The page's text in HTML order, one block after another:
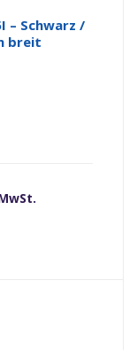
– Schwarz /
breit